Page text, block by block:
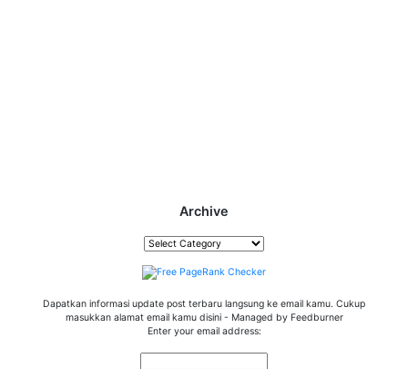
Archive
Archive
Dapatkan informasi update post terbaru langsung ke email kamu. Cukup
masukkan alamat email kamu disini - Managed by Feedburner
Enter your email address: